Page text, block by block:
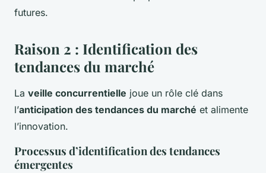
futures.
Raison 2 : Identification des
tendances du marché
La veille concurrentielle joue un rôle clé dans
l’anticipation des tendances du marché et alimente
l’innovation.
Processus d’identification des tendances
émergentes